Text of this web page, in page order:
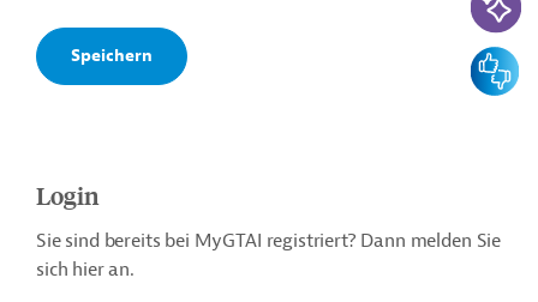
Login
Sie sind bereits bei MyGTAI registriert? Dann melden Sie
sich hier an.